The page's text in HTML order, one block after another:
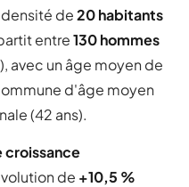
de20 habitants
entre130 hommes
avec un âge moyen de
d'âge moyen
(42 ans).
de +10,5 %